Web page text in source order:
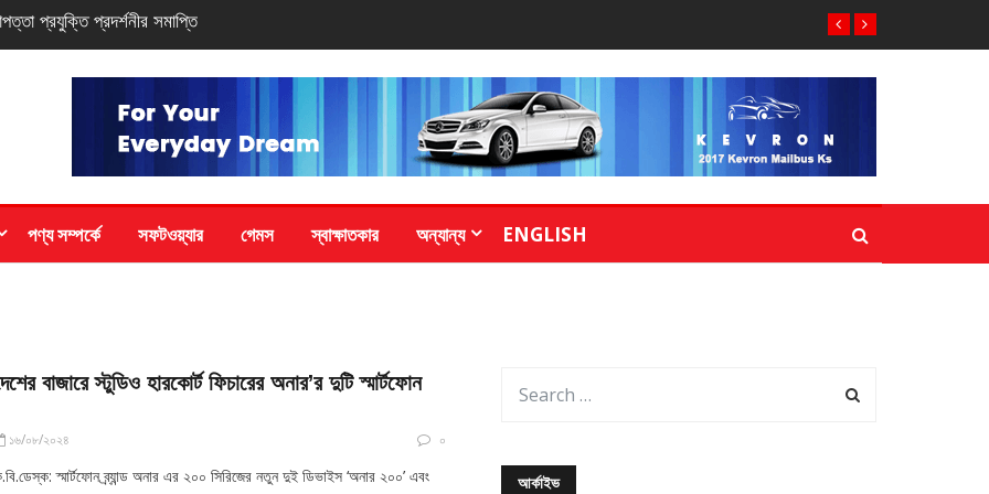
সিরিজ স্মার্টফোন
পণ্য সম্পর্কে সফটওয়্যার গেমস স্বাক্ষাতকার অন্যান্য ENGLISH
বাজারে স্টুডিও হারকোর্ট ফিচারের অনার’র দুটি স্মার্টফোন
১৬/০৮/২০২৪ ০
স্মার্টফোন ব্র্যান্ড অনার এর ২০০ সিরিজের নতুন দুই ডিভাইস ‘অনার ২০০’ এবং
আর্কাইভ